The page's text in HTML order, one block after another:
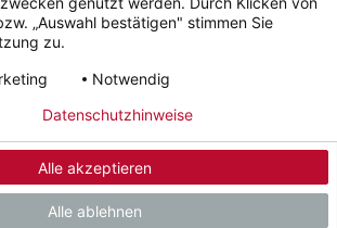
Widerruf
Instagram
ELTRON GmbH & Co. KG (DE)
„Auswahl bestätigen" stimmen Sie
zu.
Notwendig
Alle akzeptieren
Alle ablehnen
Datenschutzhinweise